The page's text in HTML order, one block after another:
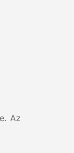
Az